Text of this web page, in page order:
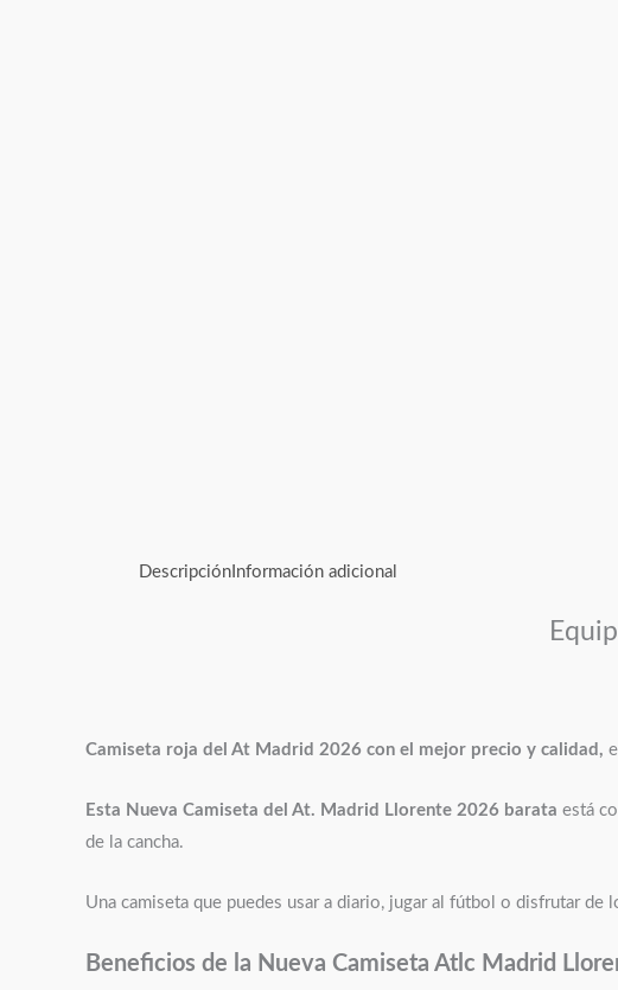
Descripción Información adicional
Camiseta roja del At Madrid 2026 con el mejor precio y calidad,
Esta Nueva Camiseta del At. Madrid Llorente 2026 barata está
de la cancha.
Una camiseta que puedes usar a diario, jugar al fútbol o disfrutar de
Beneficios de la Nueva Camiseta Atlc Madrid